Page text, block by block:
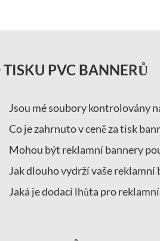
PVC BANNERŮ
Jsou mé soubory kontrolovány
Co je zahrnuto v ceně za tisk
Mohou být reklamní bannery
Jak dlouho vydrží vaše reklamní
Jaká je dodací lhůta pro